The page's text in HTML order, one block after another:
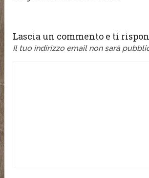
Lascia un commento e ti
Il tuo indirizzo email non sarà